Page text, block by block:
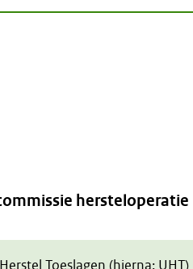
hersteloperatie
Toeslagen (hierna: UHT)